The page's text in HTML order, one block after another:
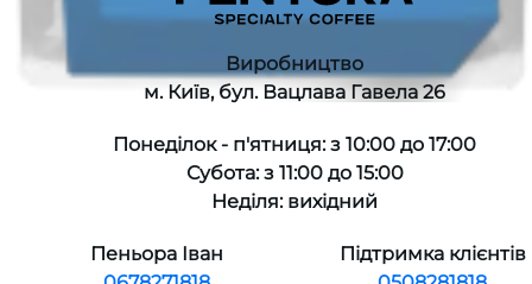
Виробництво
м. Київ, бул. Вацлава Гавела 26
Понеділок - п'ятниця: з 10:00 до 17:00
Субота: з 11:00 до 15:00
Неділя: вихідний
Пеньора Іван
Підтримка клієнтів